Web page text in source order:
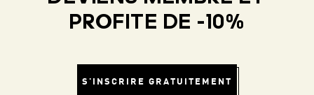
PROFITE DE -10%
S'INSCRIRE GRATUITEMENT